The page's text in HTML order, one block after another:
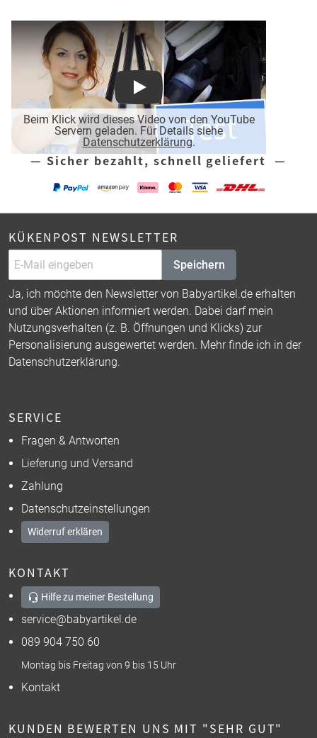
Beim Klick wird dieses Video von den YouTube
Servern geladen. Für Details siehe
Datenschutzerklärung.
Play
— Sicher bezahlt, schnell geliefert —
KÜKENPOST NEWSLETTER
Speichern
Ja, ich möchte den Newsletter von Babyartikel.de erhalten
und über Aktionen informiert werden. Dabei darf mein
Nutzungsverhalten (z. B. Öffnungen und Klicks) zur
Personalisierung ausgewertet werden. Mehr finde ich in der
Datenschutzerklärung.
SERVICE
Fragen & Antworten
Lieferung und Versand
Zahlung
Datenschutzeinstellungen
Widerruf erklären
KONTAKT
Hilfe zu meiner Bestellung
service@babyartikel.de
089 904 750 60
Montag bis Freitag von 9 bis 15 Uhr
Kontakt
KUNDEN BEWERTEN UNS MIT "SEHR GUT"